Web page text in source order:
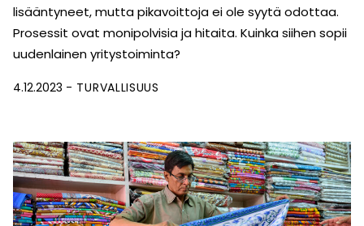
lisääntyneet, mutta pikavoittoja ei ole syytä odottaa.
Prosessit ovat monipolvisia ja hitaita. Kuinka siihen sopii
uudenlainen yritystoiminta?
4.12.2023 TURVALLISUUS